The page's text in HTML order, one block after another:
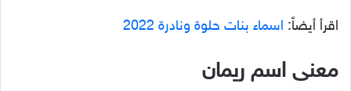
اقرأ أيضاً: اسماء بنات حلوة ونادرة 2022
معنى اسم ريمان